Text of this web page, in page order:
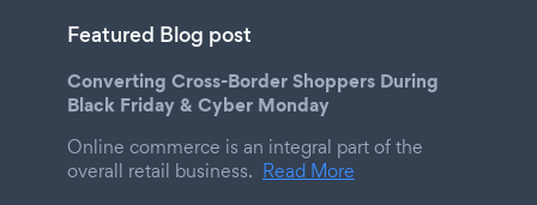
Featured Blog post
Converting Cross-Border Shoppers During
Black Friday & Cyber Monday
Online commerce is an integral part of the
overall retail business. Read More